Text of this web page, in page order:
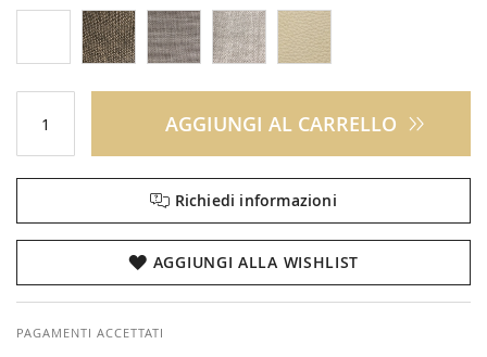
AGGIUNGI AL CARRELLO
Richiedi informazioni
AGGIUNGI ALLA WISHLIST
PAGAMENTI ACCETTATI